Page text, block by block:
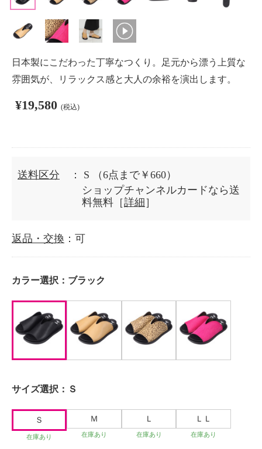
日本製にこだわった丁寧なつくり。足元から漂う上質な
雰囲気が、リラックス感と大人の余裕を演出します。
¥19,580 (税込)
送料区分 ： S
（6点まで￥660）
ショップチャンネルカードなら送
料無料［詳細 ］
返品・交換 ：可
カラー選択： ブラック
サイズ選択： Ｓ
Ｓ
在庫あり
Ｍ
在庫あり
Ｌ
在庫あり
ＬＬ
在庫あり